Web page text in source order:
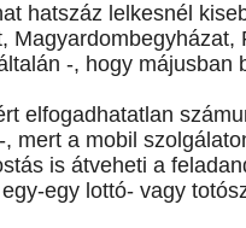
hatszáz lelkesnél
-, hogy májusban
elfogadhatatlan
mert a mobil
is átveheti a
egy lottó- vagy